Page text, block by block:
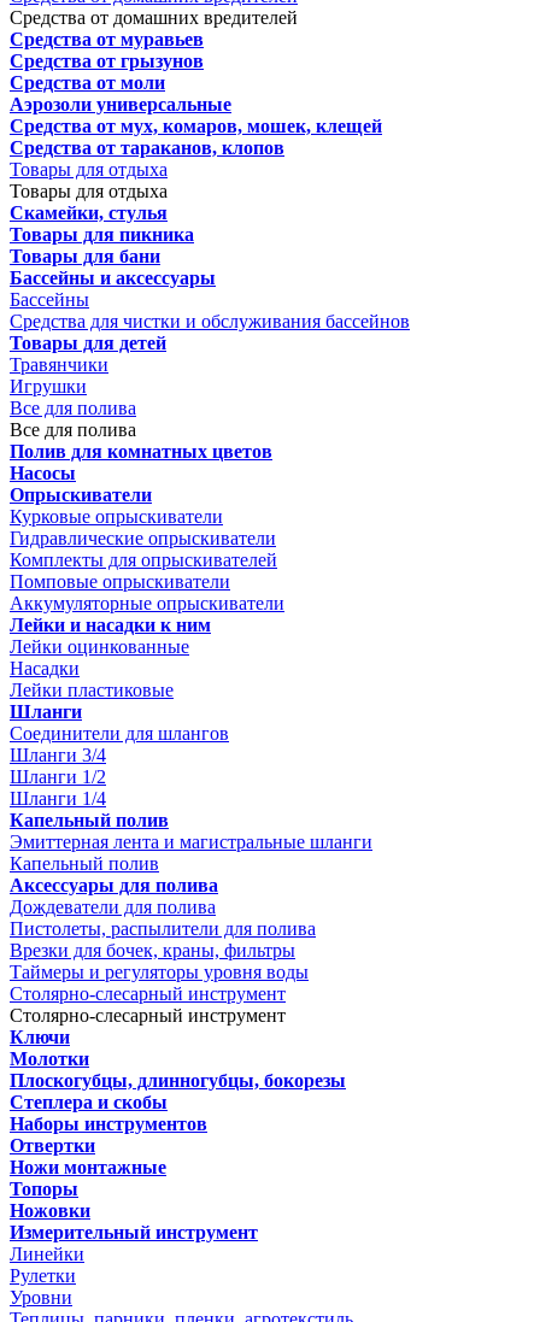
Средства от домашних вредителей
Средства от муравьев
Средства от грызунов
Средства от моли
Аэрозоли универсальные
Средства от мух, комаров, мошек, клещей
Средства от тараканов, клопов
Товары для отдыха
Товары для отдыха
Скамейки, стулья
Товары для пикника
Товары для бани
Бассейны и аксессуары
Бассейны
Средства для чистки и обслуживания бассейнов
Товары для детей
Травянчики
Игрушки
Все для полива
Все для полива
Полив для комнатных цветов
Насосы
Опрыскиватели
Курковые опрыскиватели
Гидравлические опрыскиватели
Комплекты для опрыскивателей
Помповые опрыскиватели
Аккумуляторные опрыскиватели
Лейки и насадки к ним
Лейки оцинкованные
Насадки
Лейки пластиковые
Шланги
Соединители для шлангов
Шланги 3/4
Шланги 1/2
Шланги 1/4
Капельный полив
Эмиттерная лента и магистральные шланги
Капельный полив
Аксессуары для полива
Дождеватели для полива
Пистолеты, распылители для полива
Врезки для бочек, краны, фильтры
Таймеры и регуляторы уровня воды
Столярно-слесарный инструмент
Столярно-слесарный инструмент
Ключи
Молотки
Плоскогубцы, длинногубцы, бокорезы
Степлера и скобы
Наборы инструментов
Отвертки
Ножи монтажные
Топоры
Ножовки
Измерительный инструмент
Линейки
Рулетки
Уровни